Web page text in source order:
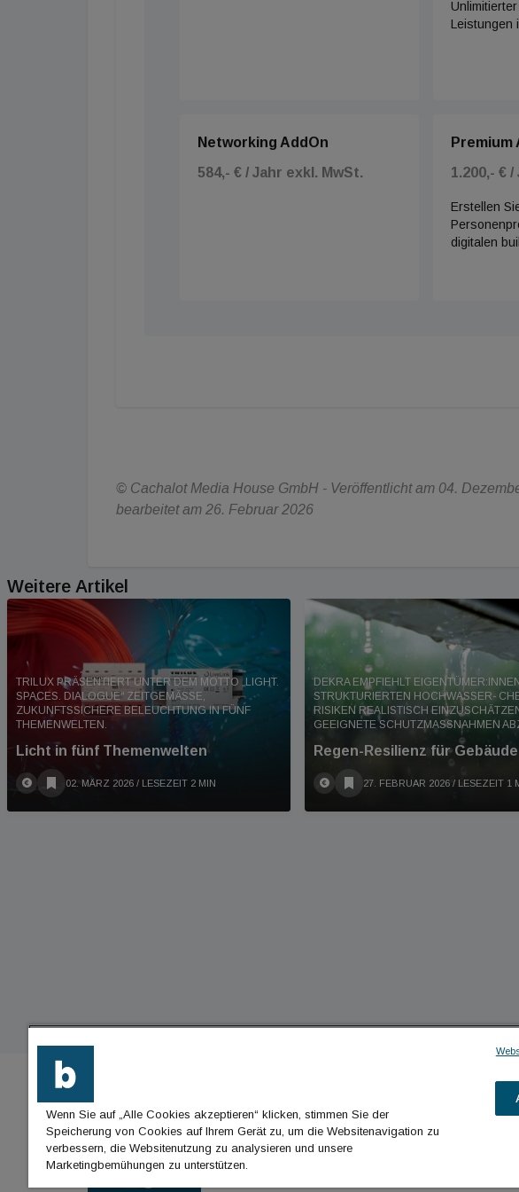
gesamten HLK-Systems auf nachhaltige Weise für
Leistungen
Networking AddOn
584,- € / Jahr exkl. MwSt.
Premium
1.200,- €
Erstellen
digitalen
© Cachalot Media House GmbH - Veröffentlicht am 04.
bearbeitet am 26. Februar 2026
Weitere Artikel
TRILUX PRÄSENTIERT UNTER DEM MOTTO „LIGHT.
SPACES. DIALOGUE“ ZEITGEMÄSSE, Z
UKUNFTSSICHERE BELEUCHTUNG IN FÜNF T
HEMENWELTEN.
Licht in fünf Themenwelten
02. MÄRZ 2026 / LESEZEIT 2 MIN
DEKRA EMPFIEHLT
STRUKTURIERTEN HOCHWASSER-
RISIKEN REALISTISCH
GEEIGNETE SCHUTZMASSNAHMEN
Regen-Resilienz für Gebäude
27. FEBRUAR 2026 / LESEZEIT 1
BUILDINGTIMES ICH
Wenn Sie auf „Alle Cookies akzeptieren“ klicken, stimmen Sie der
Speicherung von Cookies auf Ihrem Gerät zu, um die Websitenavigation zu
verbessern, die Websitenutzung zu analysieren und unsere
Marketingbemühungen zu unterstützen.